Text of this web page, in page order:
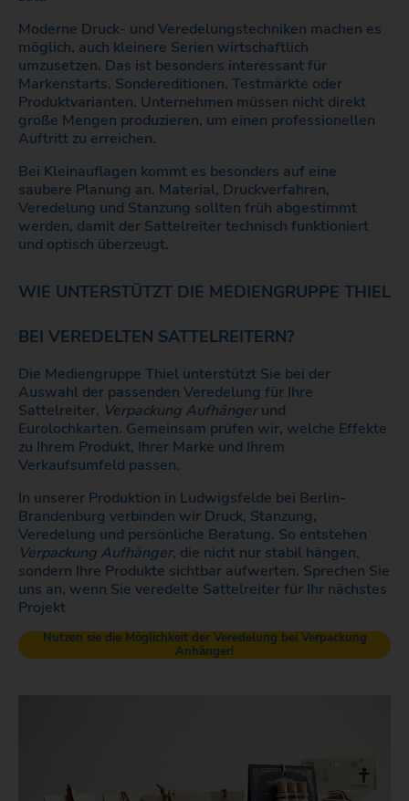
Moderne Druck- und Veredelungstechniken machen es
möglich, auch kleinere Serien wirtschaftlich
umzusetzen. Das ist besonders interessant für
Markenstarts, Sondereditionen, Testmärkte oder
Produktvarianten. Unternehmen müssen nicht direkt
große Mengen produzieren, um einen professionellen
Auftritt zu erreichen.
Bei Kleinauflagen kommt es besonders auf eine
saubere Planung an. Material, Druckverfahren,
Veredelung und Stanzung sollten früh abgestimmt
werden, damit der Sattelreiter technisch funktioniert
und optisch überzeugt.
WIE UNTERSTÜTZT DIE MEDIENGRUPPE THIEL
BEI VEREDELTEN SATTELREITERN?
Die Mediengruppe Thiel unterstützt Sie bei der
Auswahl der passenden Veredelung für Ihre
Sattelreiter, Verpackung Aufhängerund
Eurolochkarten. Gemeinsam prüfen wir, welche Effekte
zu Ihrem Produkt, Ihrer Marke und Ihrem
Verkaufsumfeld passen.
In unserer Produktion in Ludwigsfelde bei Berlin-
Brandenburg verbinden wir Druck, Stanzung,
Veredelung und persönliche Beratung. So entstehen
Verpackung Aufhänger, die nicht nur stabil hängen,
sondern Ihre Produkte sichtbar aufwerten. Sprechen Sie
uns an, wenn Sie veredelte Sattelreiter für Ihr nächstes
Projekt
Nutzen sie die Möglichkeit der Veredelung bei Verpackung
Anhänger!